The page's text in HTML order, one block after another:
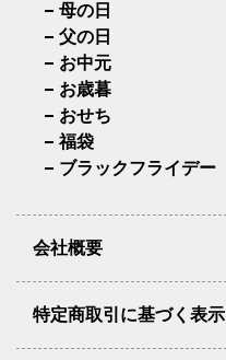
母の日
父の日
お中元
お歳暮
おせち
福袋
ブラックフライデー
会社概要
特定商取引に基づく表示